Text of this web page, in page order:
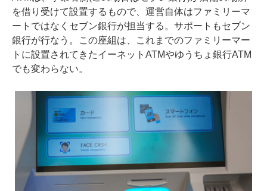
を借り受けて設置するもので、運営自体はファミリーマ
ートではなくセブン銀行が担当する。サポートもセブン
銀行が行なう。この座組は、これまでのファミリーマー
トに設置されてきたイーネットATMやゆうちょ銀行ATM
でも変わらない。